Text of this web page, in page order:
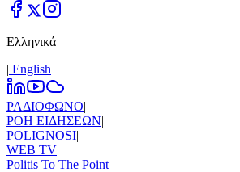
Ελληνικά
| Εnglish
ΡΑΔΙΟΦΩΝΟ|
ΡΟΗ ΕΙΔΗΣΕΩΝ|
POLIGNOSI|
WEB TV|
Politis To The Point